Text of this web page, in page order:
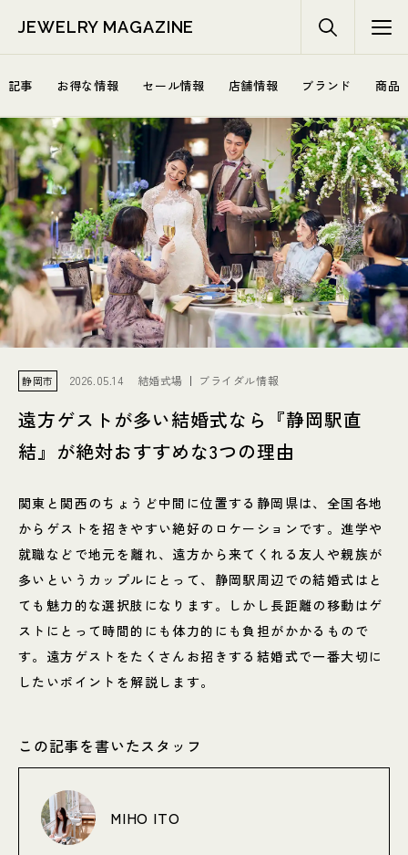
JEWELRY MAGAZINE
記事 お得な情報 セール情報 店舗情報 ブランド 商品
静岡市 2026.05.14 結婚式場 ブライダル情報
遠方ゲストが多い結婚式なら『静岡駅直
結』が絶対おすすめな3つの理由
関東と関西のちょうど中間に位置する静岡県は、全国各地
からゲストを招きやすい絶好のロケーションです。進学や
就職などで地元を離れ、遠方から来てくれる友人や親族が
多いというカップルにとって、静岡駅周辺での結婚式はと
ても魅力的な選択肢になります。しかし長距離の移動はゲ
ストにとって時間的にも体力的にも負担がかかるもので
す。遠方ゲストをたくさんお招きする結婚式で一番大切に
したいポイントを解説します。
この記事を書いたスタッフ
MIHO ITO